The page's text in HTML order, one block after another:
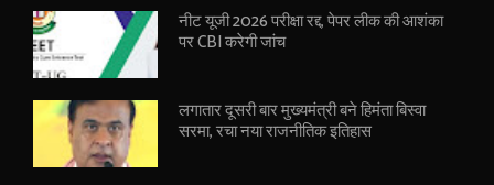
नीट यूजी 2026 परीक्षा रद्द, पेपर लीक की आशंका
पर CBI करेगी जांच
लगातार दूसरी बार मुख्यमंत्री बने हिमंता बिस्वा
सरमा, रचा नया राजनीतिक इतिहास